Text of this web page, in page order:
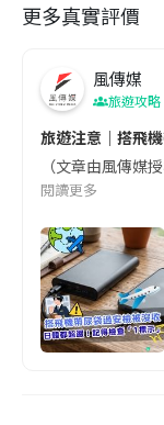
更多真實評價
風傳媒
旅遊攻略
旅遊注意｜搭飛
（文章由風傳
閱讀更多